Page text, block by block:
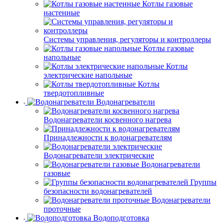
Котлы газовые
настенные
Системы управления, регуляторы и контроллеры
Котлы газовые
напольные
Котлы
электрические напольные
Котлы
твердотопливные
Водонагреватели
Водонагреватели косвенного нагрева
Принадлежности к водонагревателям
Водонагреватели электрические
Водонагреватели
газовые
Группы
безопасности водонагревателей
Водонагреватели
проточные
Водоподготовка